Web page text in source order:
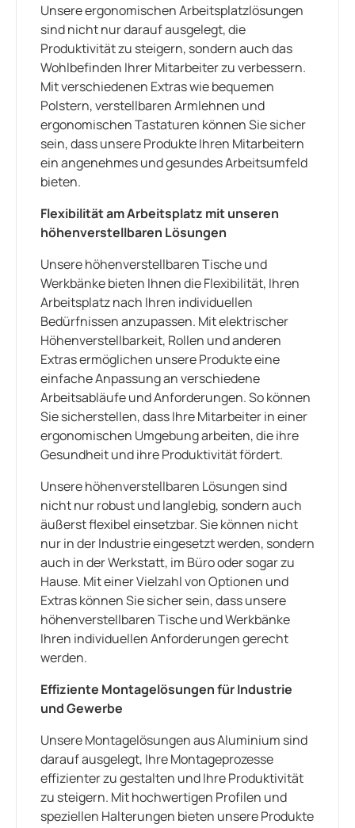
Unsere ergonomischen Arbeitsplatzlösungen
sind nicht nur darauf ausgelegt, die
Produktivität zu steigern, sondern auch das
Wohlbefinden Ihrer Mitarbeiter zu verbessern.
Mit verschiedenen Extras wie bequemen
Polstern, verstellbaren Armlehnen und
ergonomischen Tastaturen können Sie sicher
sein, dass unsere Produkte Ihren Mitarbeitern
ein angenehmes und gesundes Arbeitsumfeld
bieten.
Flexibilität am Arbeitsplatz mit unseren
höhenverstellbaren Lösungen
Unsere höhenverstellbaren Tische und
Werkbänke bieten Ihnen die Flexibilität, Ihren
Arbeitsplatz nach Ihren individuellen
Bedürfnissen anzupassen. Mit elektrischer
Höhenverstellbarkeit, Rollen und anderen
Extras ermöglichen unsere Produkte eine
einfache Anpassung an verschiedene
Arbeitsabläufe und Anforderungen. So können
Sie sicherstellen, dass Ihre Mitarbeiter in einer
ergonomischen Umgebung arbeiten, die ihre
Gesundheit und ihre Produktivität fördert.
Unsere höhenverstellbaren Lösungen sind
nicht nur robust und langlebig, sondern auch
äußerst flexibel einsetzbar. Sie können nicht
nur in der Industrie eingesetzt werden, sondern
auch in der Werkstatt, im Büro oder sogar zu
Hause. Mit einer Vielzahl von Optionen und
Extras können Sie sicher sein, dass unsere
höhenverstellbaren Tische und Werkbänke
Ihren individuellen Anforderungen gerecht
werden.
Effiziente Montagelösungen für Industrie
und Gewerbe
Unsere Montagelösungen aus Aluminium sind
darauf ausgelegt, Ihre Montageprozesse
effizienter zu gestalten und Ihre Produktivität
zu steigern. Mit hochwertigen Profilen und
speziellen Halterungen bieten unsere Produkte